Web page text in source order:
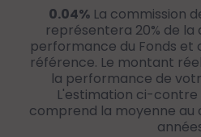
0.04%La commission
représentera 20% de
performance du Fonds et
référence. Le montant
la performance de
L'estimation ci-
comprend la moyenne au